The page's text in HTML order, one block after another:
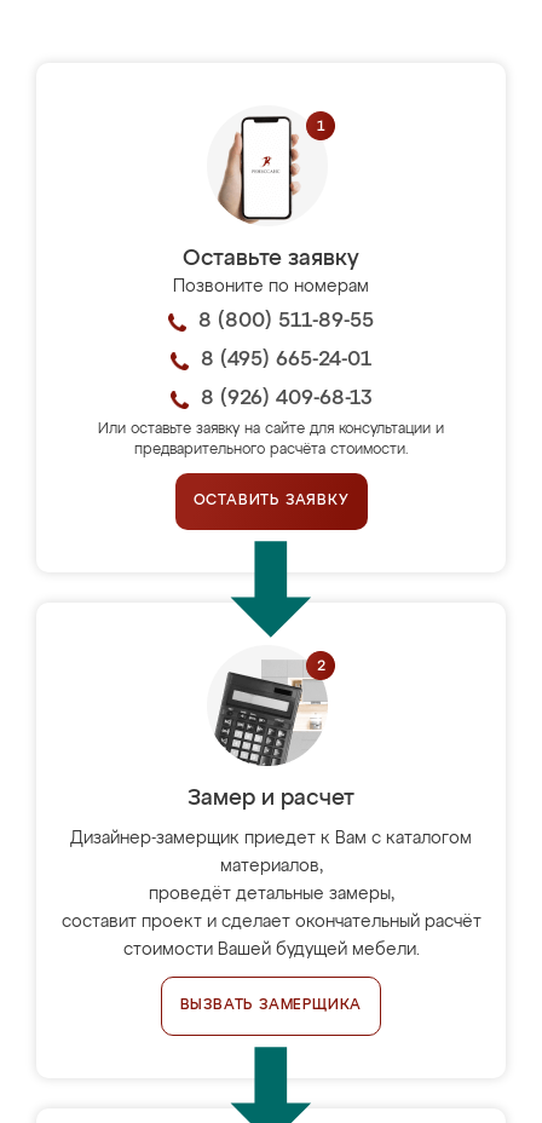
Оставьте заявку
Позвоните по номерам
8 (800) 511-89-55
8 (495) 665-24-01
8 (926) 409-68-13
Или оставьте заявку на сайте для консультации и
предварительного расчёта стоимости.
ОСТАВИТЬ ЗАЯВКУ
Замер и расчет
Дизайнер-замерщик приедет к Вам с каталогом
материалов,
проведёт детальные замеры,
составит проект и сделает окончательный расчёт
стоимости Вашей будущей мебели.
ВЫЗВАТЬ ЗАМЕРЩИКА